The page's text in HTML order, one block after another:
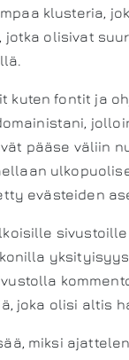
klusteria,
olisivat
kuten fontit ja
pääse väliin
evästeiden
joka olisi altis
miksi ajattelen